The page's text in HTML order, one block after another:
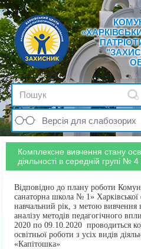
Версія для слабозорих
Комплексне вивчення стану
діяльності в середній групі № 4
Відповідно до плану роботи
санаторна школа № 1» Харківської
навчальний рік, з метою вивчення
аналізу методів педагогічного
2020 по 09.10.2020 проводиться
освітньої роботи з усіх видів
«Капітошка»